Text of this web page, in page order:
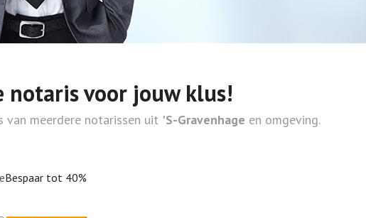
notaris voor jouw klus!
van meerdere notarissen uit 'S-Gravenhage en omgeving.
Bespaar tot 40%